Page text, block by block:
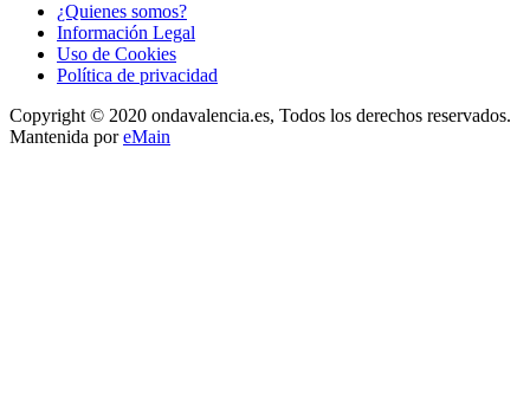
¿Quienes somos?
Información Legal
Uso de Cookies
Política de privacidad
Copyright © 2020 ondavalencia.es, Todos los derechos reservados.
Mantenida poreMain